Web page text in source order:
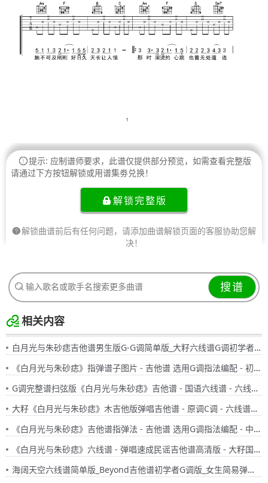
提示: 应制谱师要求，此谱仅提供部分预览，如需查看完整版
请通过下方按钮解锁或用谱集劵兑换！
解锁完整版
解锁曲谱前后有任何问题，请添加曲谱解锁页面的客服协助您解
决！
搜谱
相关内容
白月光与朱砂痣吉他谱男生版G-G调简单版_大籽六线谱G调初学者简易弹唱版_女生版B-C调
《白月光与朱砂痣》指弹谱子图片 - 吉他谱 选用G调指法编配 - 初级谱子 - 六线谱(独奏/指弹谱)
G调完整谱扫弦版《白月光与朱砂痣》吉他谱 - 国语六线谱 - 六线谱(弹唱谱) - 原调G调
大籽《白月光与朱砂痣》木吉他版弹唱吉他谱 - 原调C调 - 六线谱选调C调编配 - 国语版曲谱高清图片
《白月光与朱砂痣》吉他谱指弹法 - 吉他谱 选用G调指法编配 - 中级谱子 - 六线谱(独奏/指弹谱)
《白月光与朱砂痣》六线谱 - 弹唱速成民谣吉他谱高清版 - 大籽国语版歌谱 - 选调编配G调 - 原调G调
海阔天空六线谱简单版_Beyond吉他谱初学者G调版_女生简易弹唱_无大横按粤语版